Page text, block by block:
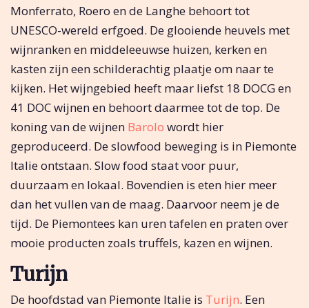
Monferrato, Roero en de Langhe behoort tot
UNESCO-wereld erfgoed. De glooiende heuvels met
wijnranken en middeleeuwse huizen, kerken en
kasten zijn een schilderachtig plaatje om naar te
kijken. Het wijngebied heeft maar liefst 18 DOCG en
41 DOC wijnen en behoort daarmee tot de top. De
koning van de wijnen Barolo wordt hier
geproduceerd. De slowfood beweging is in Piemonte
Italie ontstaan. Slow food staat voor puur,
duurzaam en lokaal. Bovendien is eten hier meer
dan het vullen van de maag. Daarvoor neem je de
tijd. De Piemontees kan uren tafelen en praten over
mooie producten zoals truffels, kazen en wijnen.
Turijn
De hoofdstad van Piemonte Italie is Turijn. Een